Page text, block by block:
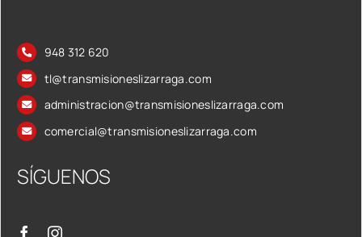
948 312 620
tl@transmisioneslizarraga.com
administracion@transmisioneslizarraga.com
comercial@transmisioneslizarraga.com
SÍGUENOS